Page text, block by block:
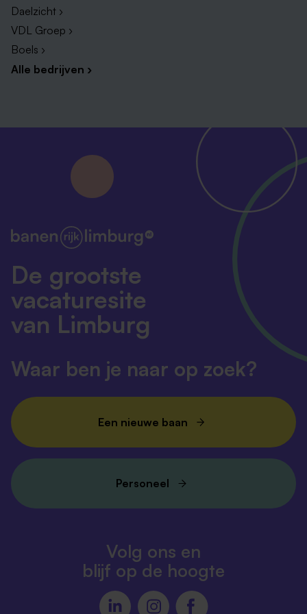
Daelzicht ›
VDL Groep ›
Boels ›
Alle bedrijven ›
De grootste
vacaturesite
van Limburg
Waar ben je naar op zoek?
Een nieuwe baan
Personeel
Volg ons en
blijf op de hoogte